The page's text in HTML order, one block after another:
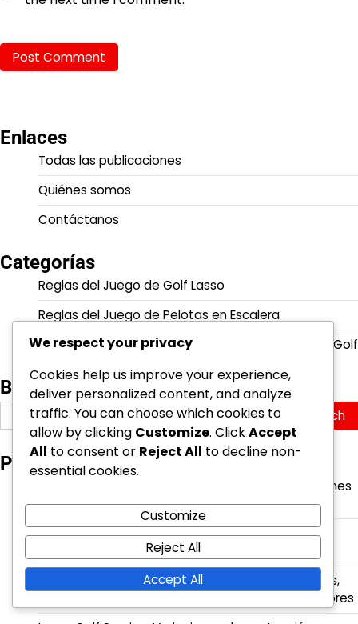
Enlaces
Todas las publicaciones
Quiénes somos
Contáctanos
Categorías
Reglas del Juego de Golf Lasso
Reglas del Juego de Pelotas en Escalera
Sistemas de puntuación para Ladder Ball y Lasso Golf
Buscar
Search
for:
Publicaciones recientes
Ladder Ball: Regulaciones de seguridad, Dimensiones
del campo, Uso del equipo
Ladder Ball: Actualizaciones de reglas, Cambios
históricos, Evolución del juego
Puntuación de Golf Lasso: Deducciones de puntos,
Precisión en la puntuación, Tácticas de los jugadores
We respect your privacy
Cookies help us improve your experience,
deliver personalized content, and analyze
traffic. You can choose which cookies to
allow by clicking Customize. ClickAccept
All to consent or Reject All to decline non-
essential cookies.
Customize
Reject All
Accept All